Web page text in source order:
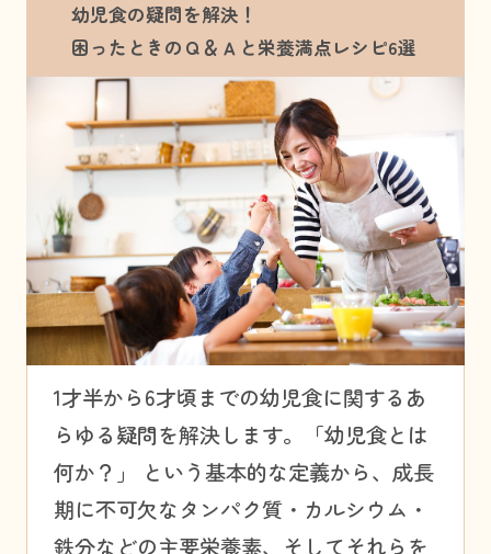
幼児食の疑問を解決！
困ったときのＱ＆Ａと栄養満点レシピ6選
1才半から6才頃までの幼児食に関するあ
らゆる疑問を解決します。「幼児食とは
何か？」 という基本的な定義から、成長
期に不可欠なタンパク質・カルシウム・
鉄分などの主要栄養素、そしてそれらを